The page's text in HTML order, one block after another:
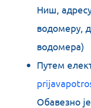
Ниш,
водомеру,
водомера)
Путем
Обавезно